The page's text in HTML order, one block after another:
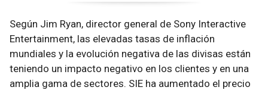
Según Jim Ryan, director general de Sony Interactive
Entertainment, las elevadas tasas de inflación
mundiales y la evolución negativa de las divisas están
teniendo un impacto negativo en los clientes y en una
amplia gama de sectores. SIE ha aumentado el precio